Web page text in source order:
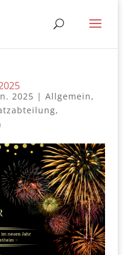
2025 | Allgemein,
,